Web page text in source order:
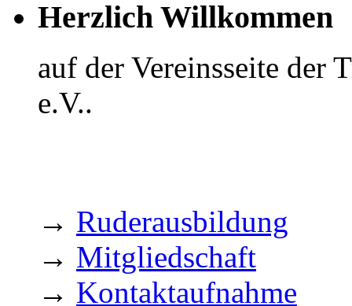
Herzlich Willkommen
auf der Vereinsseite der
e.V..
→ Ruderausbildung
→ Mitgliedschaft
→ Kontaktaufnahme